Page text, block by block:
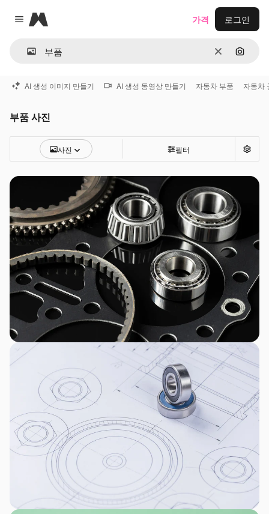
Close menu
Magnific
지우기이미지
가격 로그인
AI 생성 이미지 만들기 AI 생성 동영상 만들기 자동차 부품 자동차
부품 사진
사진 필터